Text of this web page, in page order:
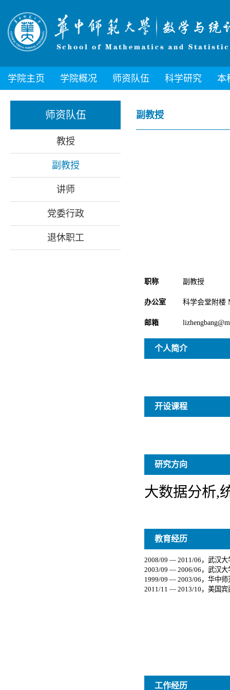
学院主页 学院概况 师资队伍 科学研究 本
师资队伍
教授
副教授
讲师
党委行政
退休职工
副教授
职称 副教授
办公室 科学会堂附楼
邮箱
个人简介
开设课程
研究方向
教育经历
工作经历